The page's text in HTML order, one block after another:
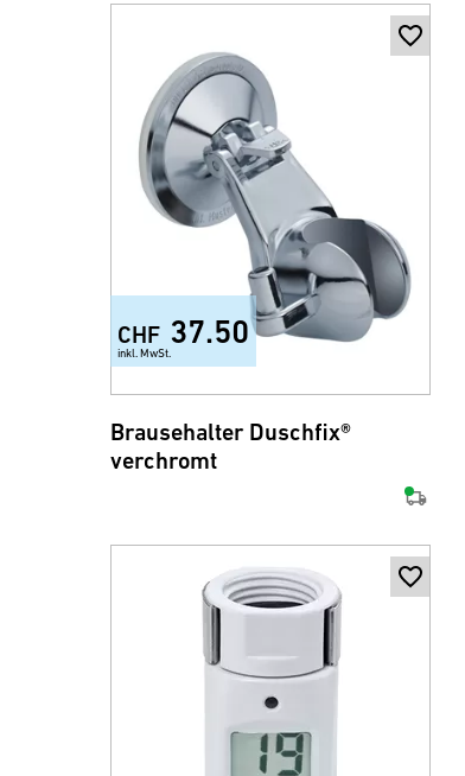
CHF 37.50
inkl. MwSt.
Brausehalter Duschfix®
verchromt